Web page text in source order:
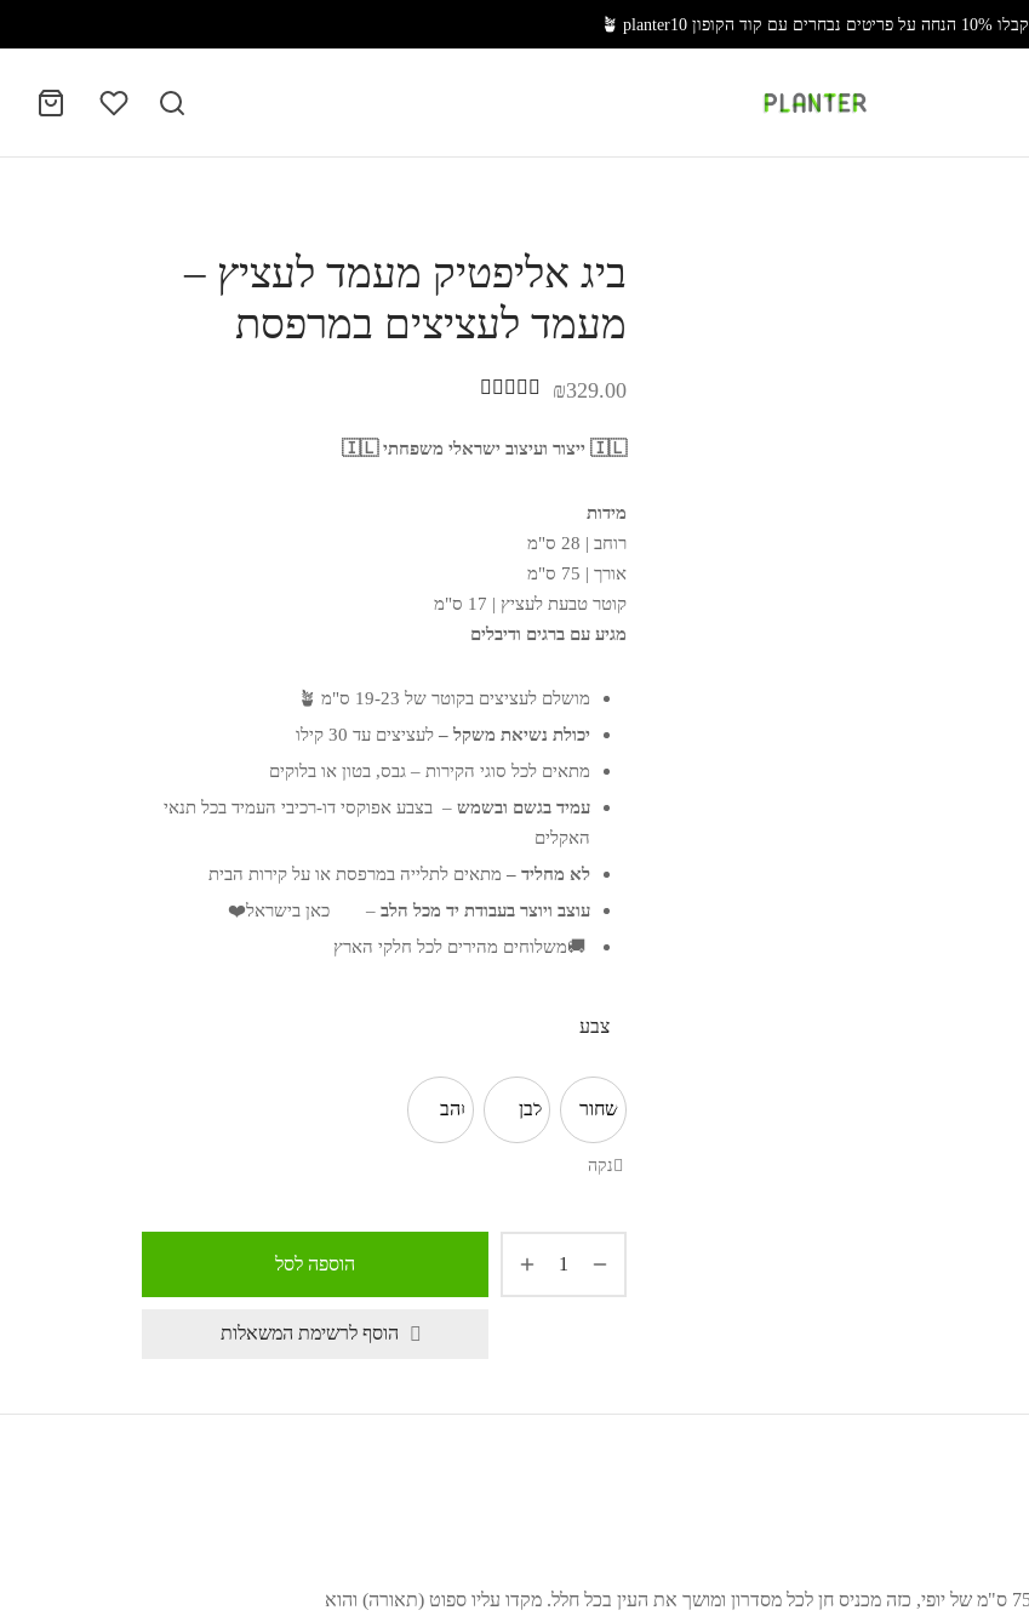
קבלו 10% הנחה על פריטים נבחרים עם קוד הקופון 🪴 planter10
ביג אליפטיק מעמד לעציץ –
מעמד לעציצים במרפסת
₪329.00
🇮🇱 ייצור ועיצוב ישראלי משפחתי 🇮🇱
מידות
רוחב | 28 ס"מ
אורך | 75 ס"מ
קוטר טבעת לעציץ | 17 ס"מ
מגיע עם ברגים ודיבלים
מושלם לעציצים בקוטר של 19-23 ס"מ
🪴
יכולת נשיאת משקל – לעציצים עד 30 קילו
מתאים לכל סוגי הקירות – גבס, בטון או בלוקים
עמיד בגשם ובשמש – בצבע אפוקסי דו-רכיבי העמיד בכל תנאי
האקלים
לא מחליד – מתאים לתלייה במרפסת או על קירות הבית
עוצב ויוצר בעבודת יד מכל הלב –
כאן בישראל❤️
🚚משלוחים מהירים לכל חלקי הארץ
צבע
שחור לבן זהב
נקה
הוספה לסל
הוסף לרשימת המשאלות
, 75 ס"מ של יופי, כזה מכניס חן לכל מסדרון ומושך את העין בכל חלל. מקדו עליו ספוט (תאורה) והוא